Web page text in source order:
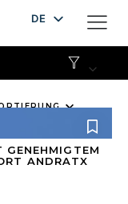
DE
EN
ANDRATX